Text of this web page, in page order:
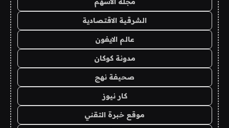
الشرقية الاقتصادية
عالم الايفون
مدونة كوكان
صحيفة نهج
كار نيوز
موقع خبرة التقني